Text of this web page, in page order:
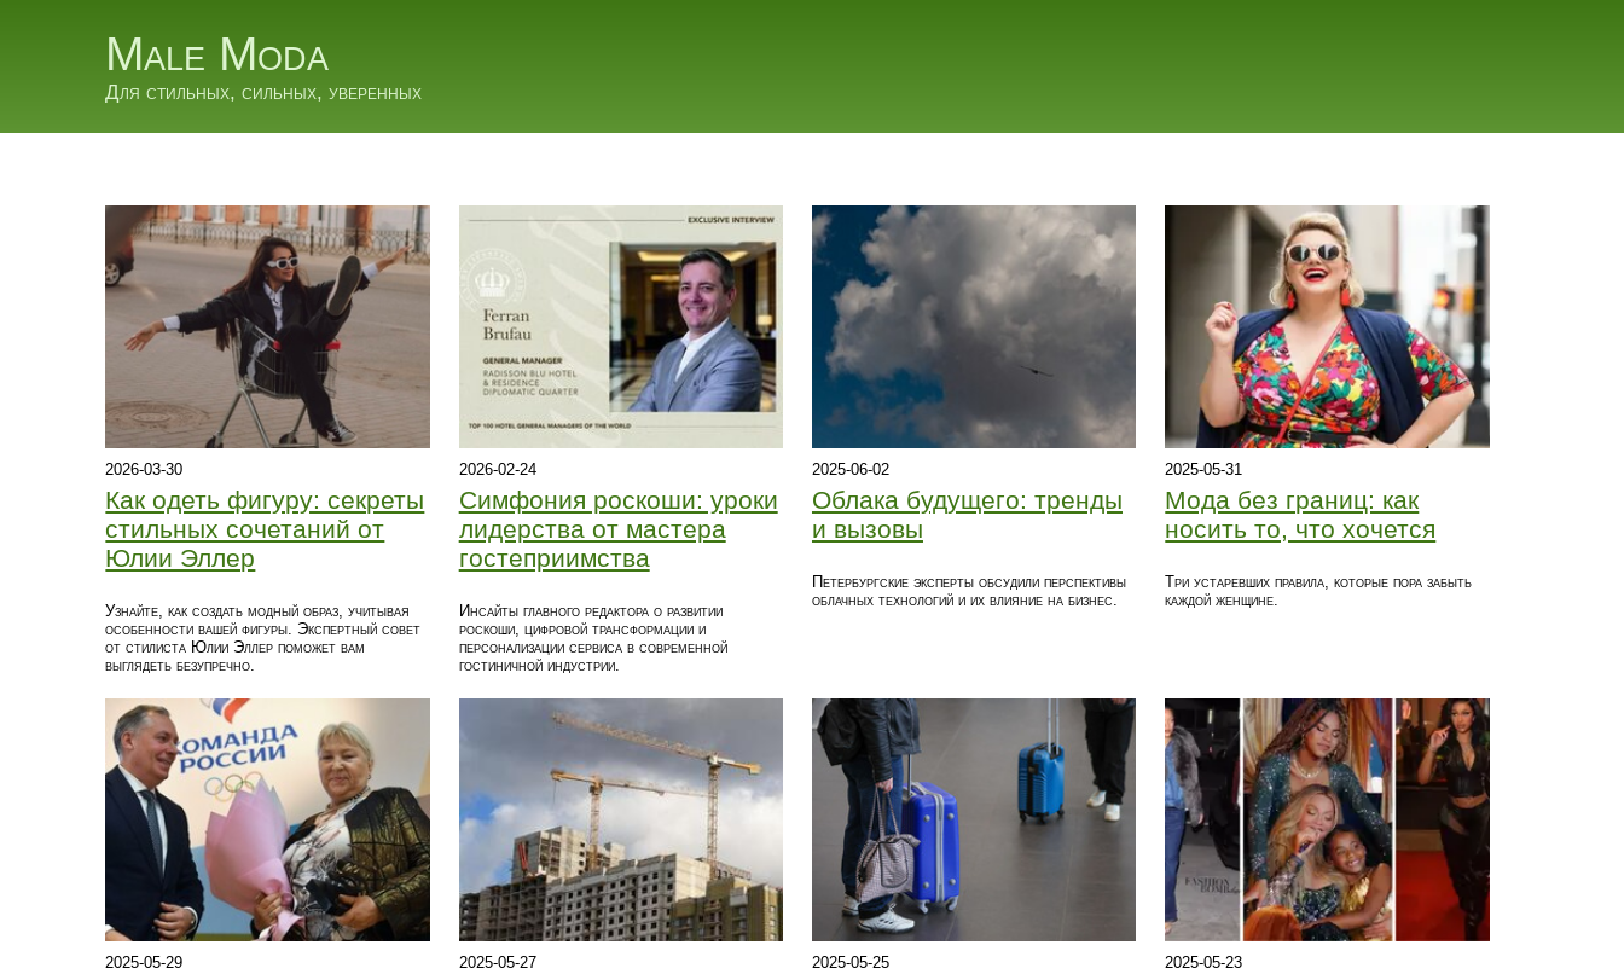
Male Moda
Для стильных, сильных, уверенных
2026-03-30
Как одеть фигуру: секреты
стильных сочетаний от
Юлии Эллер
Узнайте, как создать модный образ, учитывая
особенности вашей фигуры. Экспертный совет
от стилиста Юлии Эллер поможет вам
выглядеть безупречно.
2026-02-24
Симфония роскоши: уроки
лидерства от мастера
гостеприимства
Инсайты главного редактора о развитии
роскоши, цифровой трансформации и
персонализации сервиса в современной
гостиничной индустрии.
2025-06-02
Облака будущего: тренды
и вызовы
Петербургские эксперты обсудили перспективы
облачных технологий и их влияние на бизнес.
2025-05-31
Мода без границ: как
носить то, что хочется
Три устаревших правила, которые пора забыть
каждой женщине.
2025-05-29 2025-05-27 2025-05-25 2025-05-23